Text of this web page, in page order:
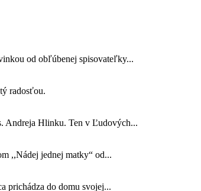
od obľúbenej spisovateľky...
radosťou.
Andreja Hlinku. Ten v Ľudových...
,,Nádej jednej matky“ od...
prichádza do domu svojej...